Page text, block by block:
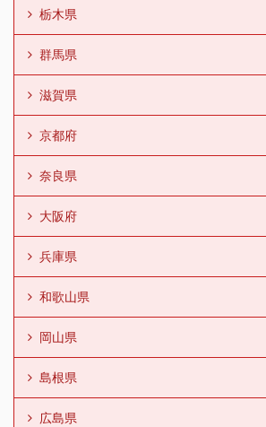
栃木県
群馬県
滋賀県
京都府
奈良県
大阪府
兵庫県
和歌山県
岡山県
島根県
広島県